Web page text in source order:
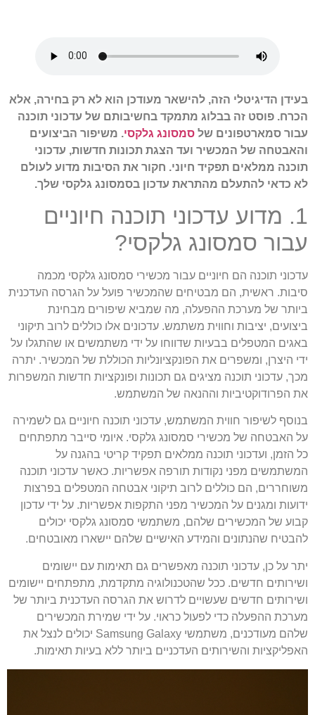
בעידן הדיגיטלי הזה, להישאר מעודכן הוא לא רק בחירה, אלא
הכרח. פוסט זה בבלוג מתמקד בחשיבותם של עדכוני תוכנה
עבור סמארטפונים של סמסונג גלקסי. משיפור הביצועים
והאבטחה של המכשיר ועד הצגת תכונות חדשות, עדכוני
תוכנה ממלאים תפקיד חיוני. חקור את הסיבות מדוע לעולם
לא כדאי להתעלם מהתראת עדכון בסמסונג גלקסי שלך.
1. מדוע עדכוני תוכנה חיוניים
עבור סמסונג גלקסי?
עדכוני תוכנה הם חיוניים עבור מכשירי סמסונג גלקסי מכמה
סיבות. ראשית, הם מבטיחים שהמכשיר פועל על הגרסה העדכנית
ביותר של מערכת ההפעלה, מה שמביא שיפורים מבחינת
ביצועים, יציבות וחווית משתמש. עדכונים אלו כוללים לרוב תיקוני
באגים המטפלים בבעיות שדווחו על ידי משתמשים או שהתגלו על
ידי היצרן, ומשפרים את הפונקציונליות הכוללת של המכשיר. יתרה
מכך, עדכוני תוכנה מציגים גם תכונות ופונקציות חדשות המשפרות
את הפרודוקטיביות וההנאה של המשתמש.
בנוסף לשיפור חווית המשתמש, עדכוני תוכנה חיוניים גם לשמירה
על האבטחה של מכשירי סמסונג גלקסי. איומי סייבר מתפתחים
כל הזמן, ועדכוני תוכנה ממלאים תפקיד קריטי בהגנה על
המשתמשים מפני נקודות תורפה אפשריות. כאשר עדכוני תוכנה
משוחררים, הם כוללים לרוב תיקוני אבטחה המטפלים בפרצות
ידועות ומגנים על המכשיר מפני התקפות אפשריות. על ידי עדכון
קבוע של המכשירים שלהם, משתמשי סמסונג גלקסי יכולים
להבטיח שהנתונים והמידע האישיים שלהם יישארו מאובטחים.
יתר על כן, עדכוני תוכנה מאפשרים גם תאימות עם יישומים
ושירותים חדשים. ככל שהטכנולוגיה מתקדמת, מתפתחים יישומים
ושירותים חדשים שעשויים לדרוש את הגרסה העדכנית ביותר של
מערכת ההפעלה כדי לפעול כראוי. על ידי שמירת המכשירים
שלהם מעודכנים, משתמשי Samsung Galaxy יכולים לנצל את
האפליקציות והשירותים העדכניים ביותר ללא בעיות תאימות.